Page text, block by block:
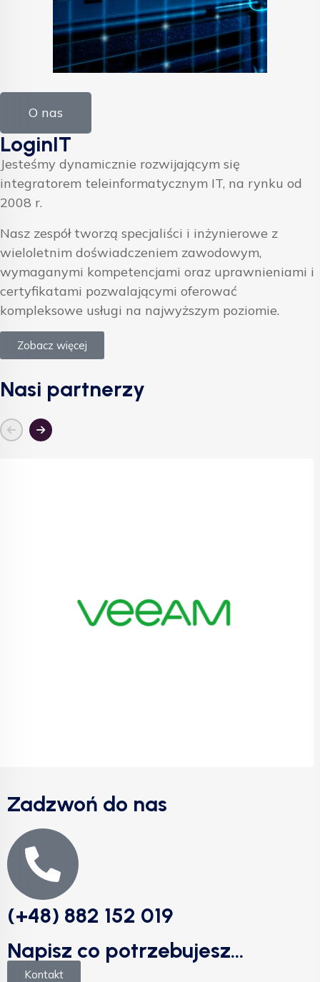
O nas
LoginIT
Jesteśmy dynamicznie rozwijającym się
integratorem teleinformatycznym IT, na rynku od
2008 r.
Nasz zespół tworzą specjaliści i inżynierowe z
wieloletnim doświadczeniem zawodowym,
wymaganymi kompetencjami oraz uprawnieniami i
certyfikatami pozwalającymi oferować
kompleksowe usługi na najwyższym poziomie.
Zobacz więcej
Nasi partnerzy
Zadzwoń do nas
(+48) 882 152 019
Napisz co potrzebujesz...
Kontakt